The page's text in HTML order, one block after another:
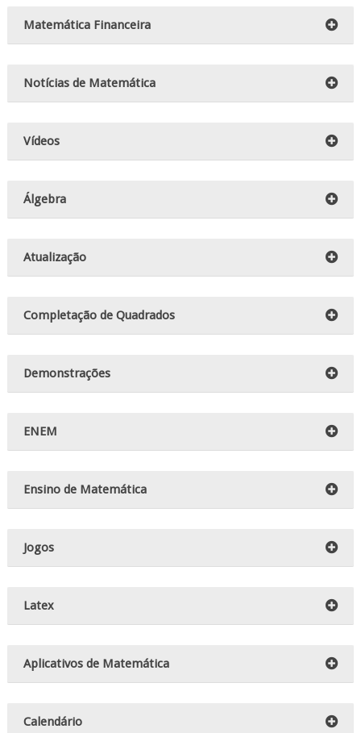
Matemática Financeira
Notícias de Matemática
Vídeos
Álgebra
Atualização
Completação de Quadrados
Demonstrações
ENEM
Ensino de Matemática
Jogos
Latex
Aplicativos de Matemática
Calendário